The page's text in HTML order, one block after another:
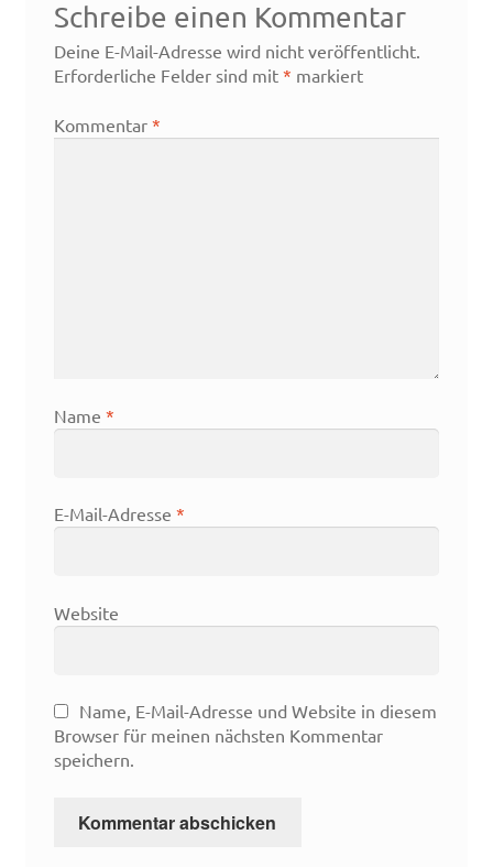
Schreibe einen Kommentar
Deine E-Mail-Adresse wird nicht veröffentlicht.
Erforderliche Felder sind mit * markiert
Kommentar *
Name *
E-Mail-Adresse *
Website
Name, E-Mail-Adresse und Website in diesem
Browser für meinen nächsten Kommentar
speichern.